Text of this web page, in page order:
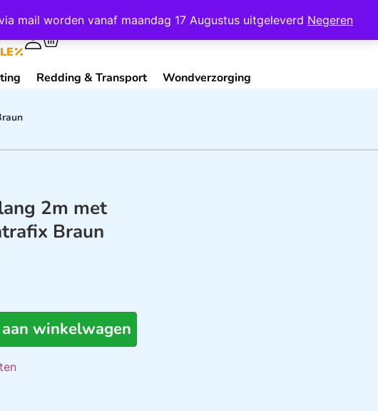
mail worden vanaf maandag 17 Augustus uitgeleverd Negeren
Mijn Account Contact
Redding & Transport Wondverzorging
2m met
Braun
winkelwagen